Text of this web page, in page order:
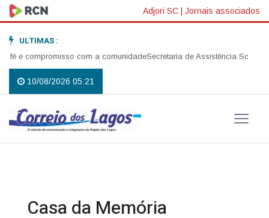
Adjori SC | Jornais associados
ULTIMAS :
compromisso com a comunidadeSecretaria de Assistência Social
10/08/2026 05:21
Casa da Memória